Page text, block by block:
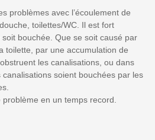
problèmes avec l’écoulement de
toilettes/WC. Il est fort
bouchée. Que se soit causé par
toilette, par une accumulation de
les canalisations, ou dans
soient bouchées par les
en un temps record.